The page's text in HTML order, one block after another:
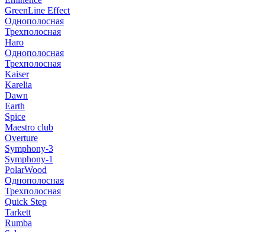
GreenLine Effect
Однополосная
Трехполосная
Haro
Однополосная
Трехполосная
Kaiser
Karelia
Dawn
Earth
Spice
Maestro club
Overture
Symphony-3
Symphony-1
PolarWood
Однополосная
Трехполосная
Quick Step
Tarkett
Rumba